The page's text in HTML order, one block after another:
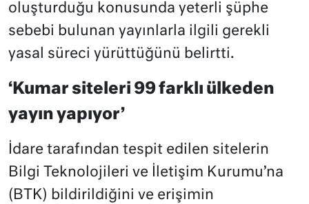
oluşturduğu konusunda yeterli şüphe
sebebi bulunan yayınlarla ilgili gerekli
yasal süreci yürüttüğünü belirtti.
‘Kumar siteleri 99 farklı ülkeden
yayın yapıyor’
İdare tarafından tespit edilen sitelerin
Bilgi Teknolojileri ve İletişim Kurumu’na
(BTK) bildirildiğini ve erişimin